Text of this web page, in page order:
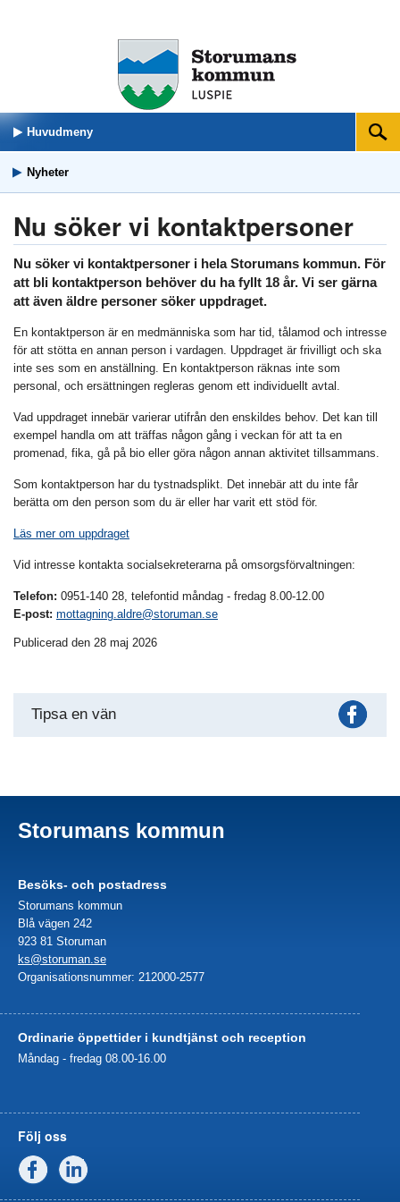
Huvudmeny Sök
Nyheter
Nu söker vi kontaktpersoner
Nu söker vi kontaktpersoner i hela Storumans kommun. För
att bli kontaktperson behöver du ha fyllt 18 år. Vi ser gärna
att även äldre personer söker uppdraget.
En kontaktperson är en medmänniska som har tid, tålamod och intresse
för att stötta en annan person i vardagen. Uppdraget är frivilligt och ska
inte ses som en anställning. En kontaktperson räknas inte som
personal, och ersättningen regleras genom ett individuellt avtal.
Vad uppdraget innebär varierar utifrån den enskildes behov. Det kan till
exempel handla om att träffas någon gång i veckan för att ta en
promenad, fika, gå på bio eller göra någon annan aktivitet tillsammans.
Som kontaktperson har du tystnadsplikt. Det innebär att du inte får
berätta om den person som du är eller har varit ett stöd för.
Läs mer om uppdraget
Vid intresse kontakta socialsekreterarna på omsorgsförvaltningen:
Telefon: 0951-140 28, telefontid måndag - fredag 8.00-12.00
E-post: mottagning.aldre@storuman.se
Publicerad den 28 maj 2026
Tipsa en vän
Storumans kommun
Besöks- och postadress
Storumans kommun
Blå vägen 242
923 81 Storuman
ks@storuman.se
Organisationsnummer: 212000-2577
Ordinarie öppettider i kundtjänst och reception
Måndag - fredag 08.00-16.00
Följ oss
Facebook